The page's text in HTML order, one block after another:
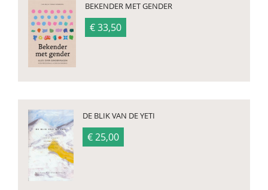
BEKENDER MET GENDER
€ 33,50
DE BLIK VAN DE YETI
€ 25,00